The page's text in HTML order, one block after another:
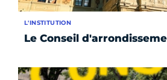
Le Conseil
L'INSTITUTION